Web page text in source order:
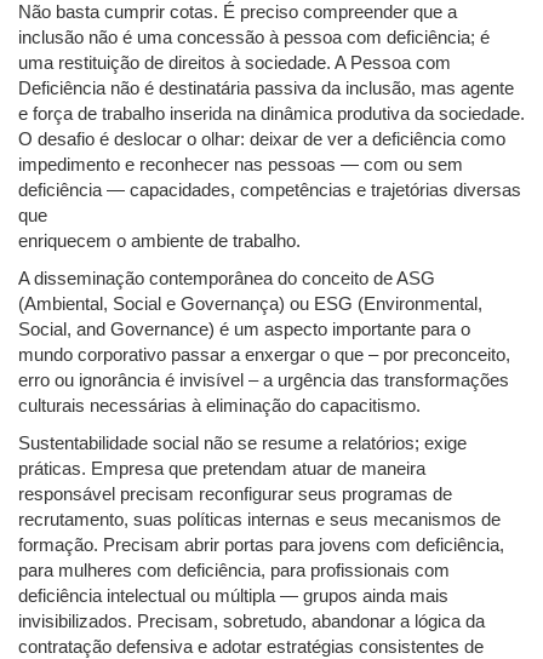
Não basta cumprir cotas. É preciso compreender que a
inclusão não é uma concessão à pessoa com deficiência; é
uma restituição de direitos à sociedade. A Pessoa com
Deficiência não é destinatária passiva da inclusão, mas agente
e força de trabalho inserida na dinâmica produtiva da sociedade.
O desafio é deslocar o olhar: deixar de ver a deficiência como
impedimento e reconhecer nas pessoas — com ou sem
deficiência — capacidades, competências e trajetórias diversas
que
enriquecem o ambiente de trabalho.
A disseminação contemporânea do conceito de ASG
(Ambiental, Social e Governança) ou ESG (Environmental,
Social, and Governance) é um aspecto importante para o
mundo corporativo passar a enxergar o que – por preconceito,
erro ou ignorância é invisível – a urgência das transformações
culturais necessárias à eliminação do capacitismo.
Sustentabilidade social não se resume a relatórios; exige
práticas. Empresa que pretendam atuar de maneira
responsável precisam reconfigurar seus programas de
recrutamento, suas políticas internas e seus mecanismos de
formação. Precisam abrir portas para jovens com deficiência,
para mulheres com deficiência, para profissionais com
deficiência intelectual ou múltipla — grupos ainda mais
invisibilizados. Precisam, sobretudo, abandonar a lógica da
contratação defensiva e adotar estratégias consistentes de